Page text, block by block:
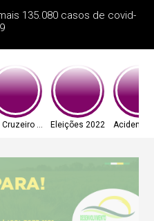
135.080 casos de covid-
Cruzeiro do SulEleições 2022 Acidente